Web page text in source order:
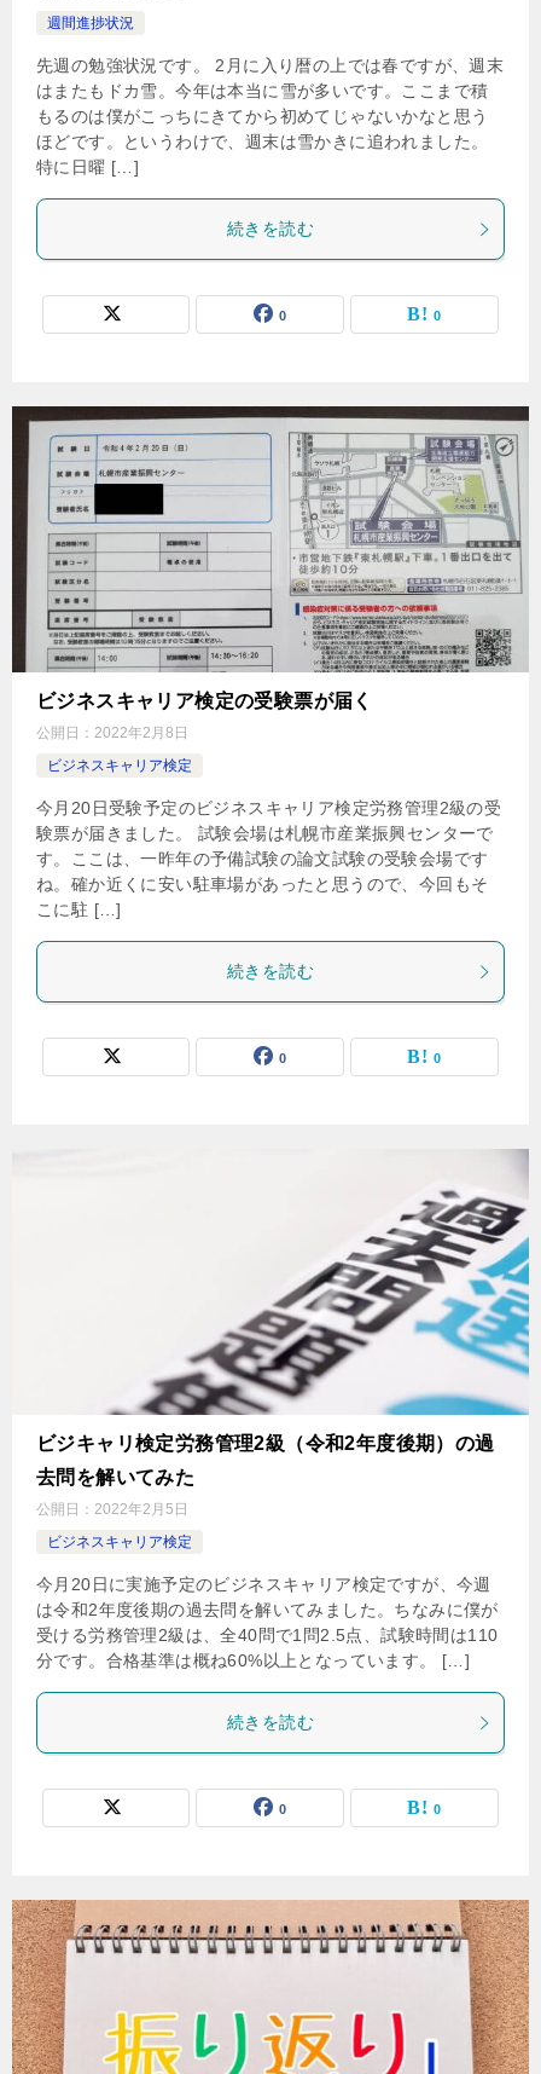
週間進捗状況
先週の勉強状況です。 2月に入り暦の上では春ですが、週末
はまたもドカ雪。今年は本当に雪が多いです。ここまで積
もるのは僕がこっちにきてから初めてじゃないかなと思う
ほどです。というわけで、週末は雪かきに追われました。
特に日曜 […]
続きを読む
0 0
ビジネスキャリア検定の受験票が届く
公開日： 2022年2月8日
ビジネスキャリア検定
今月20日受験予定のビジネスキャリア検定労務管理2級の受
験票が届きました。 試験会場は札幌市産業振興センターで
す。ここは、一昨年の予備試験の論文試験の受験会場です
ね。確か近くに安い駐車場があったと思うので、今回もそ
こに駐 […]
続きを読む
0 0
ビジキャリ検定労務管理2級（令和2年度後期）の過
去問を解いてみた
公開日： 2022年2月5日
ビジネスキャリア検定
今月20日に実施予定のビジネスキャリア検定ですが、今週
は令和2年度後期の過去問を解いてみました。ちなみに僕が
受ける労務管理2級は、全40問で1問2.5点、試験時間は110
分です。合格基準は概ね60%以上となっています。 […]
続きを読む
0 0